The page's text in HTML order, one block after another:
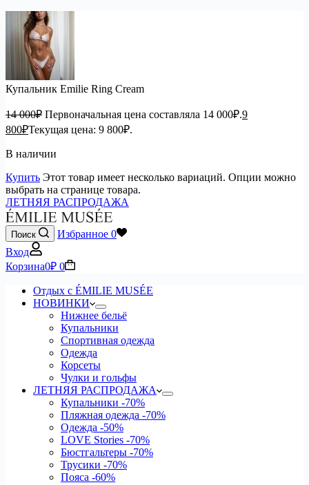
Купальник Emilie Ring Cream
14 000₽ Первоначальная цена составляла 14 000₽.9
800₽Текущая цена: 9 800₽.
В наличии
Купить Этот товар имеет несколько вариаций. Опции можно
выбрать на странице товара.
ЛЕТНЯЯ РАСПРОДАЖА
Поиск Избранное 0
Вход
Корзина0₽ 0
Отдых с ÉMILIE MUSÉE
НОВИНКИ
Нижнее бельё
Купальники
Спортивная одежда
Одежда
Корсеты
Чулки и гольфы
ЛЕТНЯЯ РАСПРОДАЖА
Купальники -70%
Пляжная одежда -70%
Одежда -50%
LOVE Stories -70%
Бюстгальтеры -70%
Трусики -70%
Пояса -60%